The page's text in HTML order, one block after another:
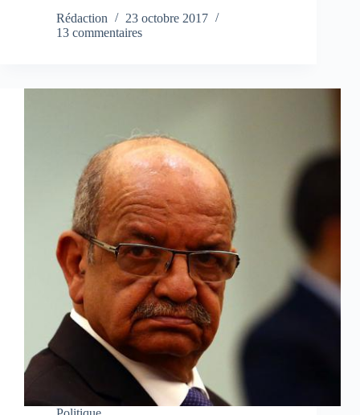
Rédaction
23 octobre 2017
13 commentaires